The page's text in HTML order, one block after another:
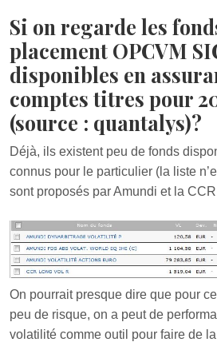
Si on regarde les
placement OPCVM
disponibles en
comptes titres pour
(source : quantalys)?
Déjà, ils existent peu de fonds
connus pour le particulier (la liste
sont proposés par Amundi et la
On pourrait presque dire que pour
peu de risque, on a peut de
volatilité comme outil pour faire de